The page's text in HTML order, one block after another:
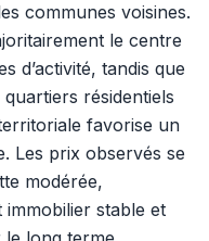
communes voisines.
le centre
d’activité, tandis que
quartiers résidentiels
favorise un
Les prix observés se
modérée,
immobilier stable et